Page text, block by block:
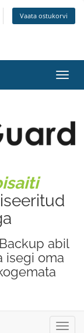
Vaata ostukorvi
abil
isegi oma